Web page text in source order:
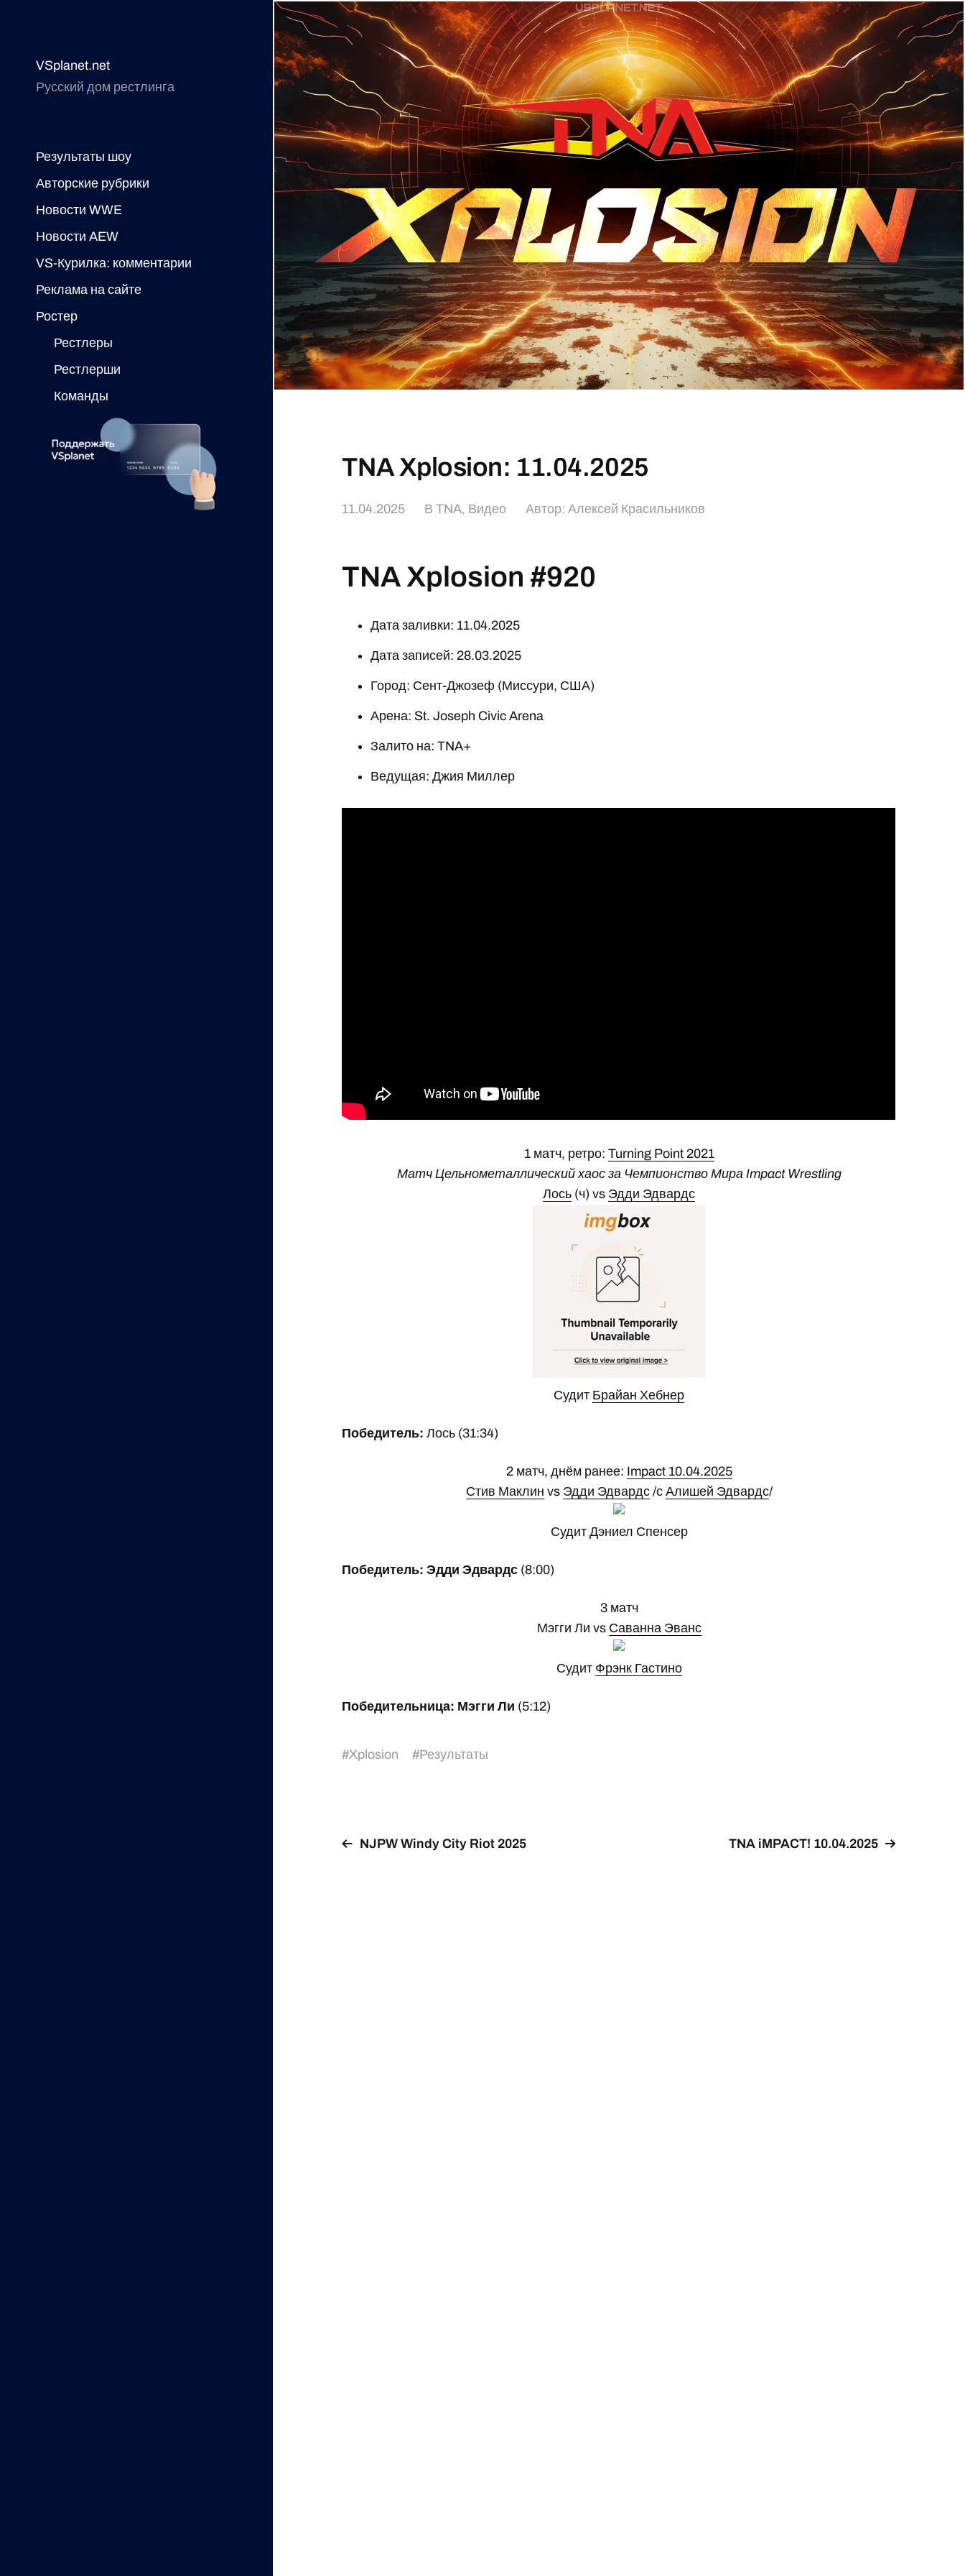
VSplanet.net
Русский дом рестлинга
Результаты шоу
Авторские рубрики
Новости WWE
Новости AEW
VS-Курилка: комментарии
Реклама на сайте
Ростер
Рестлеры
Рестлерши
Команды
TNA Xplosion: 11.04.2025
11.04.2025 ВTNA, Видео Автор:Алексей Красильников
TNA Xplosion #920
Дата заливки: 11.04.2025
Дата записей: 28.03.2025
Город: Сент-Джозеф (Миссури, США)
Арена: St. Joseph Civic Arena
Залито на: TNA+
Ведущая: Джия Миллер
1 матч, ретро: Turning Point 2021
Матч Цельнометаллический хаос за Чемпионство Мира Impact Wrestling
Лось (ч) vs Эдди Эдвардс
Судит Брайан Хебнер
Победитель: Лось (31:34)
2 матч, днём ранее: Impact 10.04.2025
Стив Маклин vs Эдди Эдвардс/с Алишей Эдвардс/
Судит Дэниел Спенсер
Победитель: Эдди Эдвардс (8:00)
3 матч
Мэгги Ли vs Саванна Эванс
Судит Фрэнк Гастино
Победительница: Мэгги Ли (5:12)
#Xplosion #Результаты
NJPW Windy City Riot 2025 TNA iMPACT! 10.04.2025